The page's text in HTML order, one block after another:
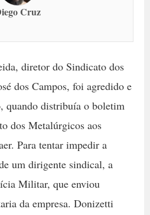
Cruz
diretor do Sindicato dos
dos Campos, foi agredido e
quando distribuía o boletim
dos Metalúrgicos aos
Para tentar impedir a
um dirigente sindical, a
Militar, que enviou
da empresa. Donizetti